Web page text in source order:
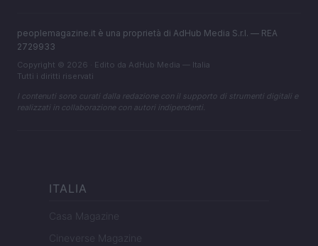
peoplemagazine.it è una proprietà di AdHub Media S.r.l. — REA
2729933
Copyright © 2026 · Edito da AdHub Media — Italia
Tutti i diritti riservati
I contenuti sono curati dalla redazione con il supporto di strumenti digitali e
realizzati in collaborazione con autori indipendenti.
ITALIA
Casa Magazine
Cineverse Magazine